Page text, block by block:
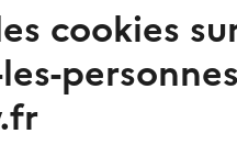
à domicile
cookies